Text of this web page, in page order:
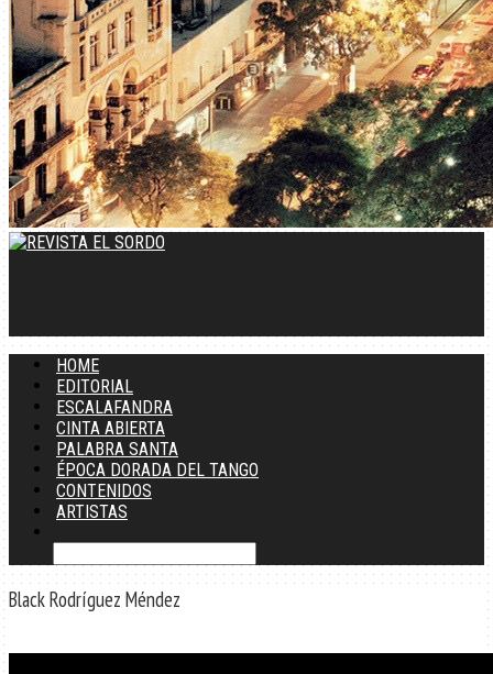
HOME
EDITORIAL
ESCALAFANDRA
CINTA ABIERTA
PALABRA SANTA
ÉPOCA DORADA DEL TANGO
CONTENIDOS
ARTISTAS
Black Rodríguez Méndez